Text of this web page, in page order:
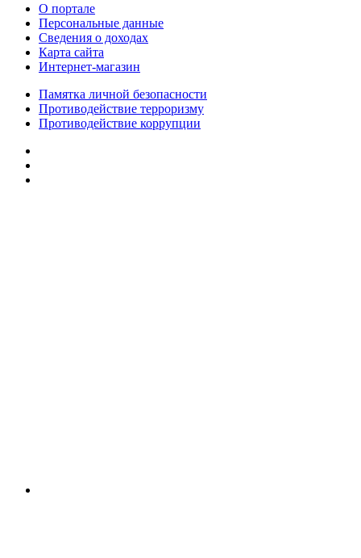
О портале
Персональные данные
Сведения о доходах
Карта сайта
Интернет-магазин
Памятка личной безопасности
Противодействие терроризму
Противодействие коррупции